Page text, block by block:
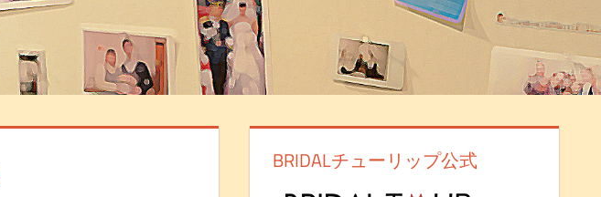
BRIDALチューリップ公式